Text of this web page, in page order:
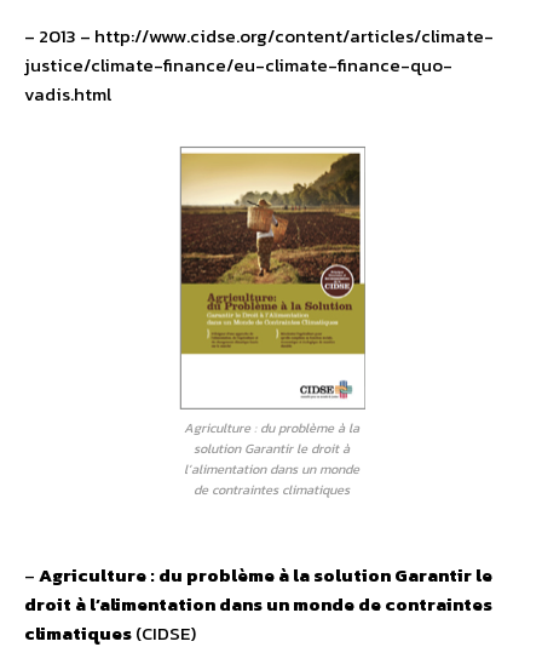
– 2013 – http://www.cidse.org/content/articles/climate-
justice/climate-finance/eu-climate-finance-quo-
vadis.html
Agriculture : du problème à la
solution Garantir le droit à
l’alimentation dans un monde
de contraintes climatiques
–Agriculture : du problème à la solution Garantir le
droit à l’alimentation dans un monde de contraintes
climatiques(CIDSE)